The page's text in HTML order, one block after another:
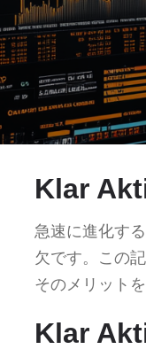
Klar
急速に進化す
欠です。この記
そのメリット
Klar